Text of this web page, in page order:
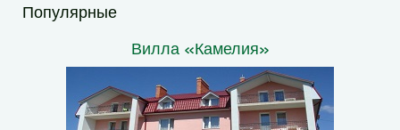
Популярные
Вилла «Камелия»